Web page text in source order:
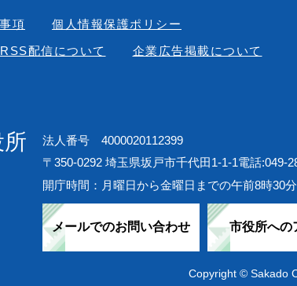
項
個人情報保護ポリシー
RSS配信について 企業広告掲載について
法人番号 4000020112399
〒350-0292 埼玉県坂戸市千代田1-1-1電話:049-
開庁時間：月曜日から金曜日までの午前8時30
メールでのお問い合わせ 市役所への
Copyright © Sakado